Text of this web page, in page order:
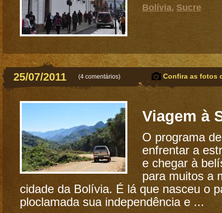
Bolívia, Sucre
25/07/2011 (4 comentários) Confira as fotos
Viagem à
O programa
enfrentar a
e chegar à
para muitos a
cidade da Bolívia. É lá que nasceu o
ploclamada sua independência e ...